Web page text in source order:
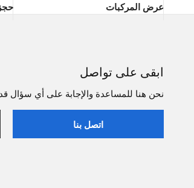
عرض المركبات
ابقى على تواصل
نحن هنا للمساعدة والإجابة على أي سؤال
اتصل بنا